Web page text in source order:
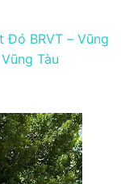
Đó BRVT – Vũng
Tàu